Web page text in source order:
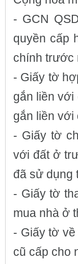
- GCN
quyền cấp
chính trước
- Giấy tờ
gắn liền với
gắn liền với
- Giấy tờ
với đất ở
đã sử dụng
- Giấy tờ
mua nhà ở
- Giấy tờ
cũ cấp cho